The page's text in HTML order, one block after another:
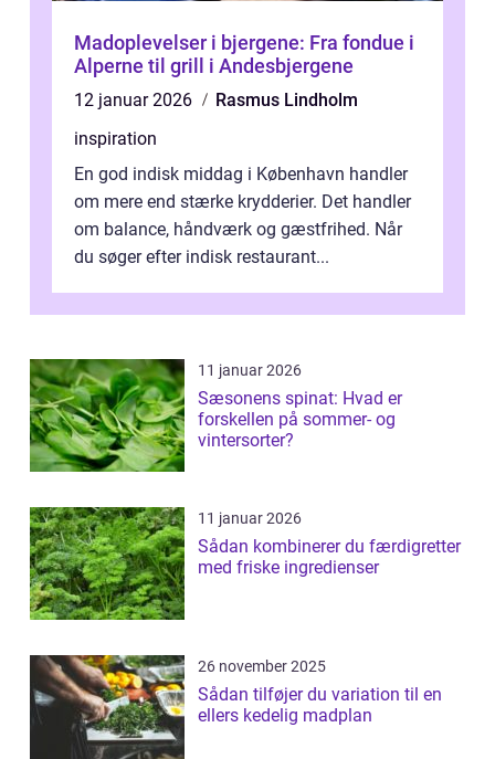
Madoplevelser i bjergene: Fra fondue i
Alperne til grill i Andesbjergene
12 januar 2026
Rasmus Lindholm
inspiration
En god indisk middag i København handler
om mere end stærke krydderier. Det handler
om balance, håndværk og gæstfrihed. Når
du søger efter indisk restaurant...
11 januar 2026
Sæsonens spinat: Hvad er
forskellen på sommer- og
vintersorter?
11 januar 2026
Sådan kombinerer du færdigretter
med friske ingredienser
26 november 2025
Sådan tilføjer du variation til en
ellers kedelig madplan